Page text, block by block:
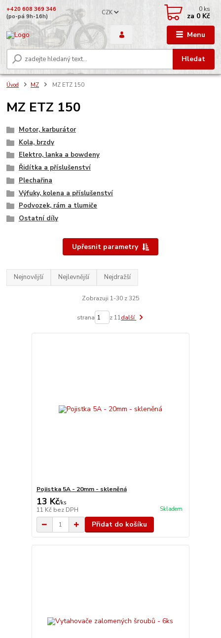
Menu
CZK
Hledat
+420 608 369 346
(po-pá 9h-16h)
0 ks
za 0 Kč
Úvod MZ MZ ETZ 150
MZ ETZ 150
Motor, karburátor
Kola, brzdy
Elektro, lanka a bowdeny
Řidítka a příslušenství
Plechařina
Výfuky, kolena a příslušenství
Podvozek, rám a tlumiče
Ostatní díly
Upřesnit parametry
Nejnovější Nejlevnější Nejdražší
Zobrazuji 1-30 z 325
strana z 11další
Pojistka 5A - 20mm - skleněná
13 Kč/ks
11 Kč bez DPH Skladem
Přidat do košíku